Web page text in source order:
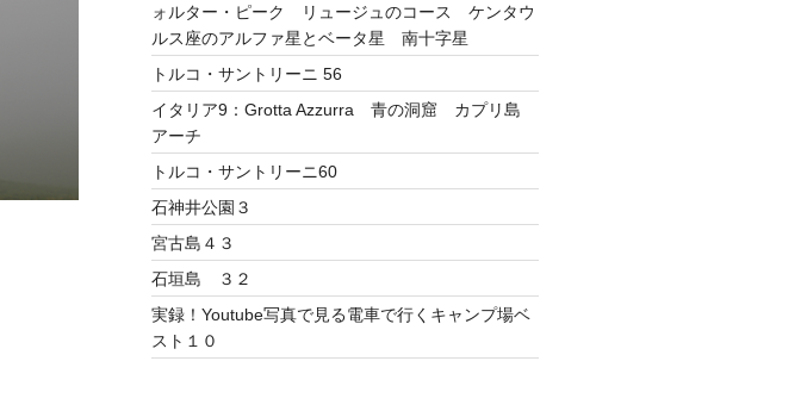
ォルター・ピーク リュージュのコース ケンタウ
ルス座のアルファ星とベータ星 南十字星
トルコ・サントリーニ 56
イタリア9：Grotta Azzurra 青の洞窟 カプリ島
アーチ
トルコ・サントリーニ60
石神井公園３
宮古島４３
石垣島 ３２
実録！Youtube写真で見る電車で行くキャンプ場ベ
スト１０